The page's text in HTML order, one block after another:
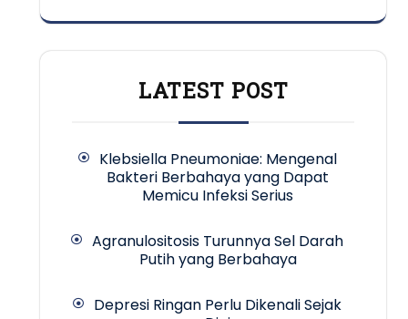
LATEST POST
Klebsiella Pneumoniae: Mengenal
Bakteri Berbahaya yang Dapat
Memicu Infeksi Serius
Agranulositosis Turunnya Sel Darah
Putih yang Berbahaya
Depresi Ringan Perlu Dikenali Sejak